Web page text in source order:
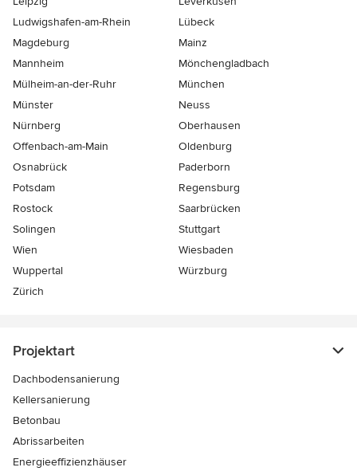
Ludwigshafen-am-Rhein
Lübeck
Magdeburg
Mainz
Mannheim
Mönchen­gladbach
Mülheim-an-der-Ruhr
München
Münster
Neuss
Nürnberg
Oberhausen
Offenbach-am-Main
Oldenburg
Osnabrück
Paderborn
Potsdam
Regensburg
Rostock
Saarbrücken
Solingen
Stuttgart
Wien
Wiesbaden
Wuppertal
Würzburg
Zürich
Projektart
Dachbodensanierung
Kellersanierung
Betonbau
Abrissarbeiten
Energieeffizienzhäuser